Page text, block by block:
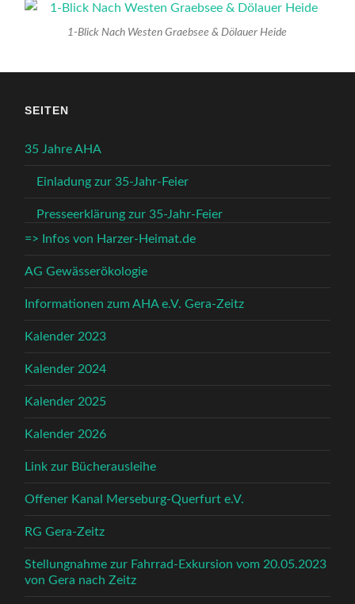
1-Blick Nach Westen Graebsee & Dölauer Heide
SEITEN
35 Jahre AHA
Einladung zur 35-Jahr-Feier
Presseerklärung zur 35-Jahr-Feier
=> Infos von Harzer-Heimat.de
AG Gewässerökologie
Informationen zum AHA e.V. Gera-Zeitz
Kalender 2023
Kalender 2024
Kalender 2025
Kalender 2026
Link zur Bücherausleihe
Offener Kanal Merseburg-Querfurt e.V.
RG Gera-Zeitz
Stellungnahme zur Fahrrad-Exkursion vom 20.05.2023
von Gera nach Zeitz